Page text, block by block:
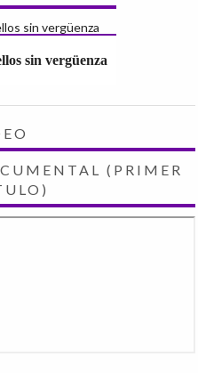
sin vergüenza
(PRIMER